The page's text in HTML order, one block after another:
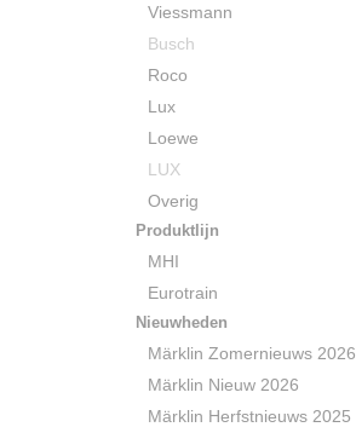
Viessmann
Busch
Roco
Lux
Loewe
LUX
Overig
Produktlijn
MHI
Eurotrain
Nieuwheden
Märklin Zomernieuws 2026
Märklin Nieuw 2026
Märklin Herfstnieuws 2025